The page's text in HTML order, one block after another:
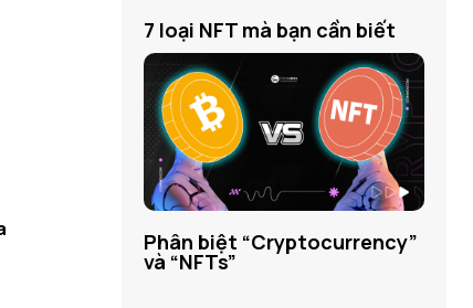
7 loại NFT mà bạn cần biết
Phân biệt “Cryptocurrency”
và “NFTs”